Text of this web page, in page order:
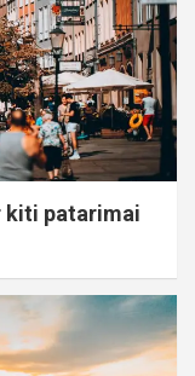
kiti patarimai